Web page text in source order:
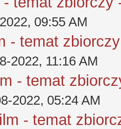
09:55 AM
- temat
2022, 11:16 AM
- temat
2022, 05:24 AM
- temat